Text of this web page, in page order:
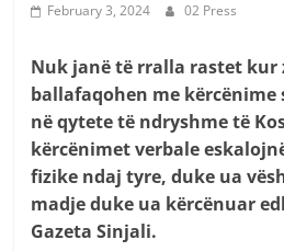
February 3, 2024 02 Press
Nuk janë të rralla rastet kur
ballafaqohen me kërcënime
në qytete të ndryshme të
kërcënimet verbale
fizike ndaj tyre, duke ua
madje duke ua kërcënuar
Gazeta Sinjali.